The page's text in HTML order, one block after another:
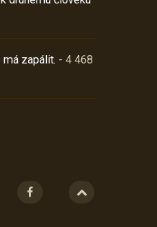
má zapálit. - 4 468